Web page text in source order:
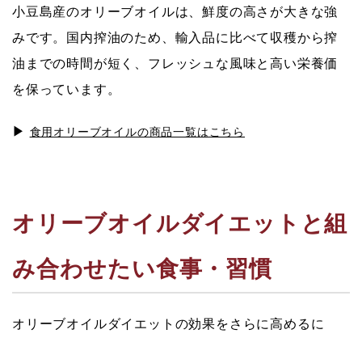
小豆島産のオリーブオイルは、鮮度の高さが大きな強
みです。国内搾油のため、輸入品に比べて収穫から搾
油までの時間が短く、フレッシュな風味と高い栄養価
を保っています。
▶ 食用オリーブオイルの商品一覧はこちら
オリーブオイルダイエットと組
み合わせたい食事・習慣
オリーブオイルダイエットの効果をさらに高めるに